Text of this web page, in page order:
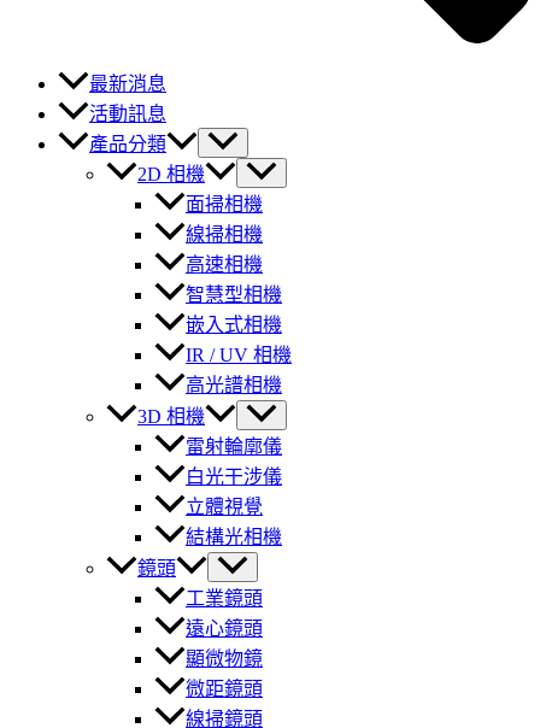
最新消息
活動訊息
產品分類
2D 相機
面掃相機
線掃相機
高速相機
智慧型相機
嵌入式相機
IR / UV 相機
高光譜相機
3D 相機
雷射輪廓儀
白光干涉儀
立體視覺
結構光相機
鏡頭
工業鏡頭
遠心鏡頭
顯微物鏡
微距鏡頭
線掃鏡頭